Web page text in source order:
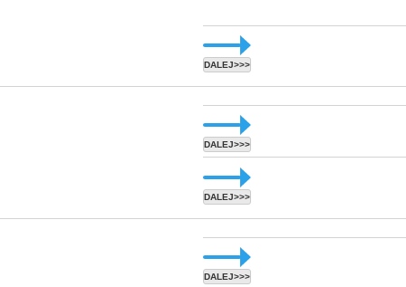
DALEJ>>>
DALEJ>>>
DALEJ>>>
DALEJ>>>